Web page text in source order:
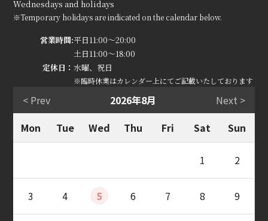
Wednesdays and holidays
※Temporary holidays are indicated on the calendar below.
営業時間:平日11:00～20:00
土日11:00～18:00
定休日：水曜、祝日
※臨時休業はカレンダー上にてご記載いたしております
< Prev 2026年8月
Next >
Mon
Tue Wed Thu Fri Sat Sun
1 2
3 4 5 6 7 8 9